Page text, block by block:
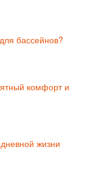
бассейнов?
комфорт и
жизни